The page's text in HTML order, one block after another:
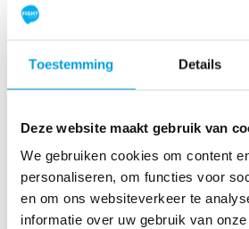
Toestemming Details
Deze website maakt gebruik van
We gebruiken cookies om content
personaliseren, om functies voor
en om ons websiteverkeer te
informatie over uw gebruik van
Oefenen!
We zijn al even bezig met de
voor de kenners rondje om het
vakantie blijven zwemmen, maar
meertje (met een héle koude
vissen om ons heen ( en ja ze
tenen).